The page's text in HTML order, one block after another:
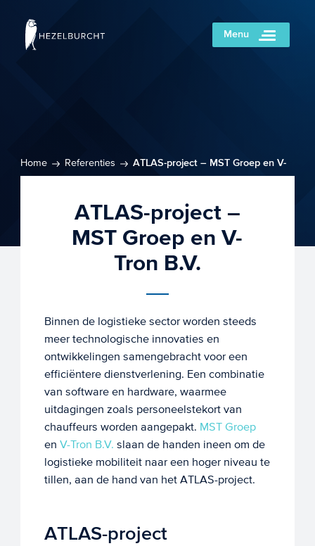
Menu
Home Referenties
ATLAS-project – MST Groep en V-
ATLAS-project –
MST Groep en V-
Tron B.V.
Binnen de logistieke sector worden steeds
meer technologische innovaties en
ontwikkelingen samengebracht voor een
efficiëntere dienstverlening. Een combinatie
van software en hardware, waarmee
uitdagingen zoals personeelstekort van
chauffeurs worden aangepakt. MST Groep
en V-Tron B.V. slaan de handen ineen om de
logistieke mobiliteit naar een hoger niveau te
tillen, aan de hand van het ATLAS-project.
ATLAS-project